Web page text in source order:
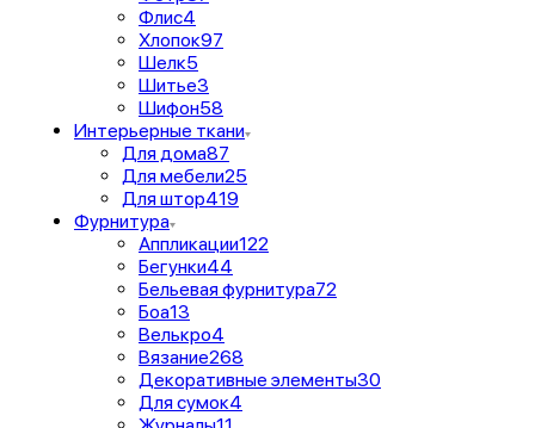
Флис4
Хлопок97
Шелк5
Шитье3
Шифон58
Интерьерные ткани
Для дома87
Для мебели25
Для штор419
Фурнитура
Аппликации122
Бегунки44
Бельевая фурнитура72
Боа13
Велькро4
Вязание268
Декоративные элементы30
Для сумок4